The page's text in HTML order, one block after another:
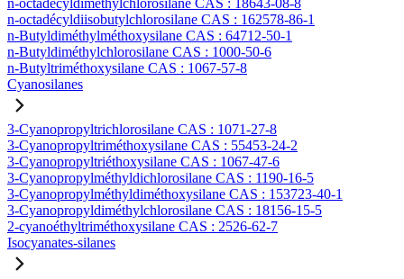
n-octadécyldiméthylchlorosilane CAS : 18643-08-8
n-octadécyldiisobutylchlorosilane CAS : 162578-86-1
n-Butyldiméthylméthoxysilane CAS : 64712-50-1
n-Butyldiméthylchlorosilane CAS : 1000-50-6
n-Butyltriméthoxysilane CAS : 1067-57-8
Cyanosilanes
3-Cyanopropyltrichlorosilane CAS : 1071-27-8
3-Cyanopropyltriméthoxysilane CAS : 55453-24-2
3-Cyanopropyltriéthoxysilane CAS : 1067-47-6
3-Cyanopropylméthyldichlorosilane CAS : 1190-16-5
3-Cyanopropylméthyldiméthoxysilane CAS : 153723-40-1
3-Cyanopropyldiméthylchlorosilane CAS : 18156-15-5
2-cyanoéthyltriméthoxysilane CAS : 2526-62-7
Isocyanates-silanes